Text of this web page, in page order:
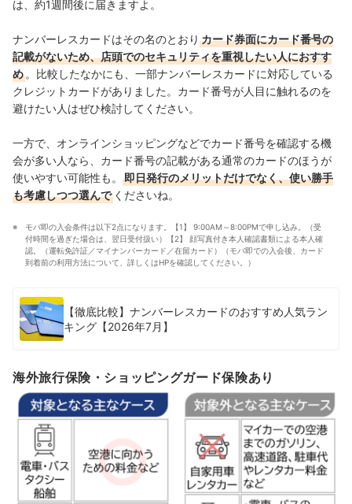
は、約1週間後に届きますよ。
ナンバーレスカードはその名のとおり カード券面にカード番号の
記載がないため、店頭でのセキュリティを重視したい人におすす
め 。比較したなかにも、一部ナンバーレスカードに対応している
クレジットカードがありました。カード番号が人目に触れるのを
避けたい人はぜひ検討してください。
一方で、オンラインショッピングなどでカード番号を確認する機
会が多い人なら、カード番号の記載がある通常のカードのほうが
使いやすい可能性も。
即日発行のメリットだけでなく、使い勝手
も考慮しつつ選んで くださいね。
モバ即の入会条件は以下2点になります。【1】 9:00AM～8:00PMで申し込み。（受
付時間を過ぎた場合は、翌日受付扱い）【2】 顔写真付き本人確認書類による本人確
認。（運転免許証／マイナンバーカード／在留カード）（モバ即での入会後、カード
到着前の利用方法について、詳しくはHPを確認してください。）
【徹底比較】ナンバーレスカードのおすすめ人気ラン
キング【2026年7月】
海外旅行保険・ショッピングガード保険あり